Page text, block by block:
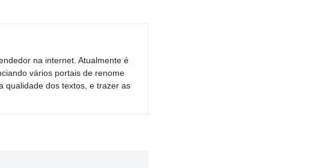
na internet. Atualmente é
vários portais de renome
qualidade dos textos, e trazer as